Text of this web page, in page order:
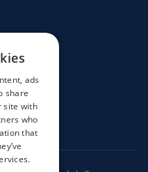
ads
share
site with
who
that